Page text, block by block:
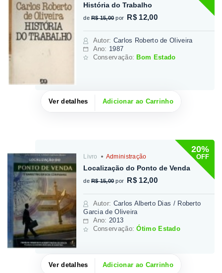
História do Trabalho
de R$ 15,00 por R$ 12,00
Autor: Carlos Roberto de Oliveira
Ano: 1987
Conservação: Bom Estado
Ver detalhes Adicionar ao Carrinho
20%
OFF
Livro Administração
Localização do Ponto de Venda
de R$ 15,00 por R$ 12,00
Autor: Carlos Alberto Dias / Roberto
Garcia de Oliveira
Ano: 2013
Conservação:Ótimo Estado
Ver detalhes Adicionar ao Carrinho